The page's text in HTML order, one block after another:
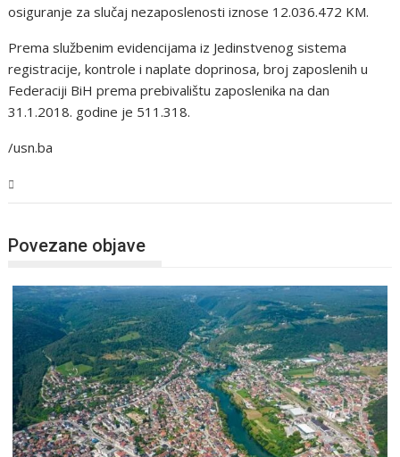
osiguranje za slučaj nezaposlenosti iznose 12.036.472 KM.
Prema službenim evidencijama iz Jedinstvenog sistema
registracije, kontrole i naplate doprinosa, broj zaposlenih u
Federaciji BiH prema prebivalištu zaposlenika na dan
31.1.2018. godine je 511.318.
/usn.ba
Povezane objave